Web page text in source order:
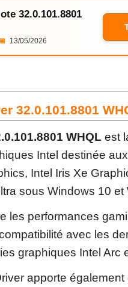
32.0.101.8801
13/05/2026
32.0.101.8801
WHQL est
Intel destinée
Intel Iris Xe
sous Windows 10 et
les performances
avec les
graphiques Intel Arc
apporte